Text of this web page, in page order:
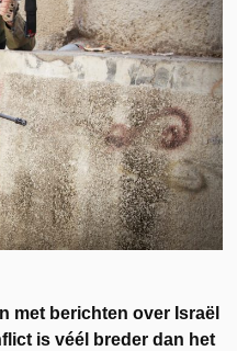
met berichten over Israël
is véél breder dan het